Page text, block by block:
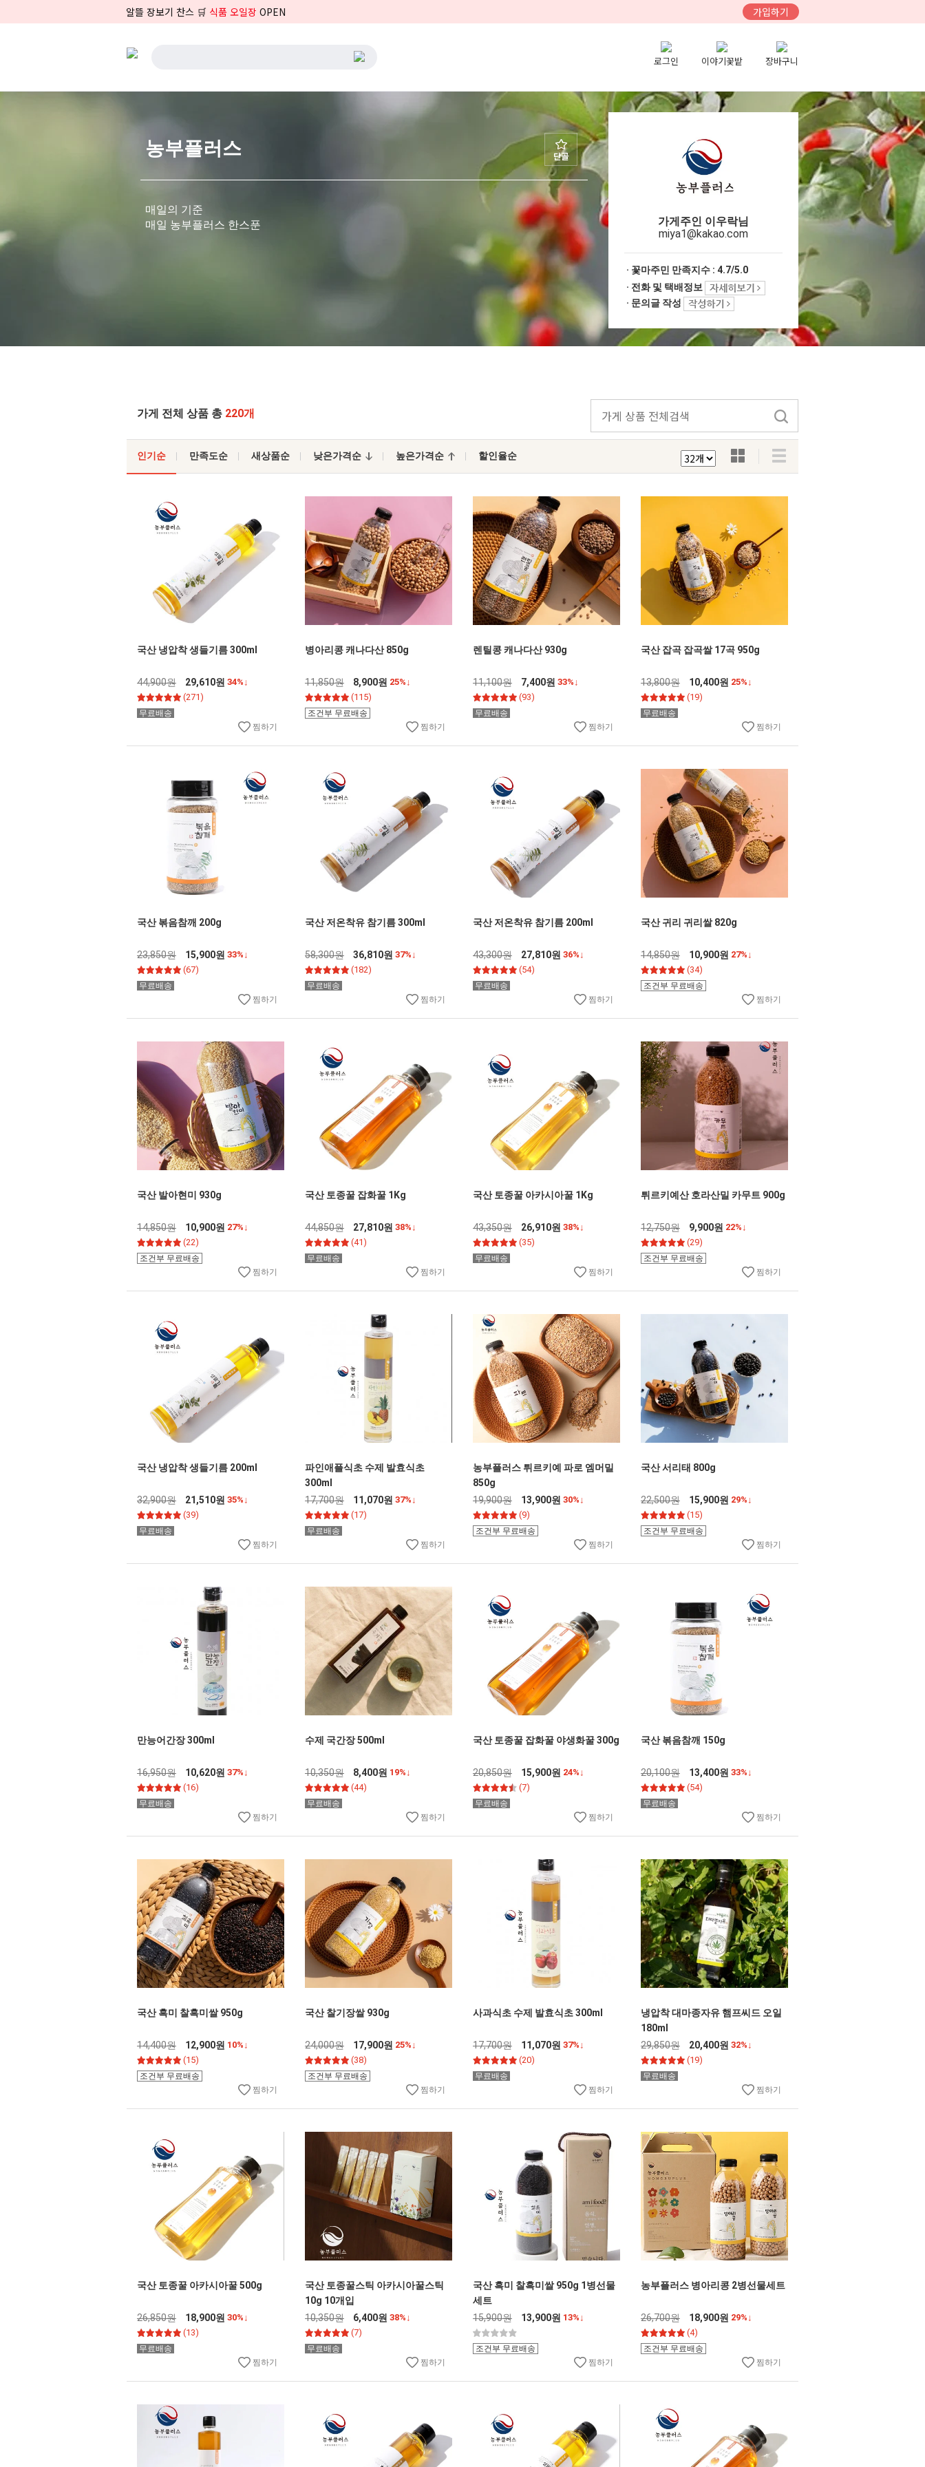
알뜰 장보기 찬스 🛒 식품 오일장 OPEN 가입하기
로그인 이야기꽃밭 장바구니
농부플러스
매일의 기준
매일 농부플러스 한스푼
가게주인 이우락님
miya1@kakao.com
· 꽃마주민 만족지수 : 4.7/5.0
· 전화 및 택배정보
· 문의글 작성
가게 전체 상품 총 220개
인기순 만족도순 새상품순 낮은가격순 높은가격순 할인율순
국산 냉압착 생들기름 300ml
44,900원 29,610원 34%↓
(271)
무료배송
찜하기
병아리콩 캐나다산 850g
11,850원 8,900원 25%↓
(115)
조건부 무료배송
찜하기
렌틸콩 캐나다산 930g
11,100원 7,400원 33%↓
(93)
무료배송
찜하기
국산 잡곡 잡곡쌀 17곡 950g
13,800원 10,400원 25%↓
(19)
무료배송
찜하기
국산 볶음참깨 200g
23,850원 15,900원 33%↓
(67)
무료배송
찜하기
국산 저온착유 참기름 300ml
58,300원 36,810원 37%↓
(182)
무료배송
찜하기
국산 저온착유 참기름 200ml
43,300원 27,810원 36%↓
(54)
무료배송
찜하기
국산 귀리 귀리쌀 820g
14,850원 10,900원 27%↓
(34)
조건부 무료배송
찜하기
국산 발아현미 930g
14,850원 10,900원 27%↓
(22)
조건부 무료배송
찜하기
국산 토종꿀 잡화꿀 1Kg
44,850원 27,810원 38%↓
(41)
무료배송
찜하기
국산 토종꿀 아카시아꿀 1Kg
43,350원 26,910원 38%↓
(35)
무료배송
찜하기
튀르키예산 호라산밀 카무트 900g
12,750원 9,900원 22%↓
(29)
조건부 무료배송
찜하기
국산 냉압착 생들기름 200ml
32,900원 21,510원 35%↓
(39)
무료배송
찜하기
파인애플식초 수제 발효식초
300ml
17,700원
11,070원 37%↓
(17)
무료배송
찜하기
농부플러스 튀르키예 파로 엠머밀
850g
19,900원
13,900원 30%↓
(9)
조건부 무료배송
찜하기
국산 서리태 800g
22,500원 15,900원 29%↓
(15)
조건부 무료배송
찜하기
만능어간장 300ml
16,950원 10,620원 37%↓
(16)
무료배송
찜하기
수제 국간장 500ml
10,350원 8,400원 19%↓
(44)
무료배송
찜하기
국산 토종꿀 잡화꿀 야생화꿀 300g
20,850원 15,900원 24%↓
(7)
무료배송
찜하기
국산 볶음참깨 150g
20,100원 13,400원 33%↓
(54)
무료배송
찜하기
국산 흑미 찰흑미쌀 950g
14,400원 12,900원 10%↓
(15)
조건부 무료배송
찜하기
국산 찰기장쌀 930g
24,000원 17,900원 25%↓
(38)
조건부 무료배송
찜하기
사과식초 수제 발효식초 300ml
17,700원 11,070원 37%↓
(20)
무료배송
찜하기
냉압착 대마종자유 햄프씨드 오일
180ml
29,850원
20,400원 32%↓
(19)
무료배송
찜하기
국산 토종꿀 아카시아꿀 500g
26,850원 18,900원 30%↓
(13)
무료배송
찜하기
국산 토종꿀스틱 아카시아꿀스틱
10g 10개입
10,350원
6,400원 38%↓
(7)
무료배송
찜하기
국산 흑미 찰흑미쌀 950g 1병선물
세트
15,900원
13,900원 13%↓
조건부 무료배송
찜하기
농부플러스 병아리콩 2병선물세트
26,700원 18,900원 29%↓
(4)
조건부 무료배송
찜하기